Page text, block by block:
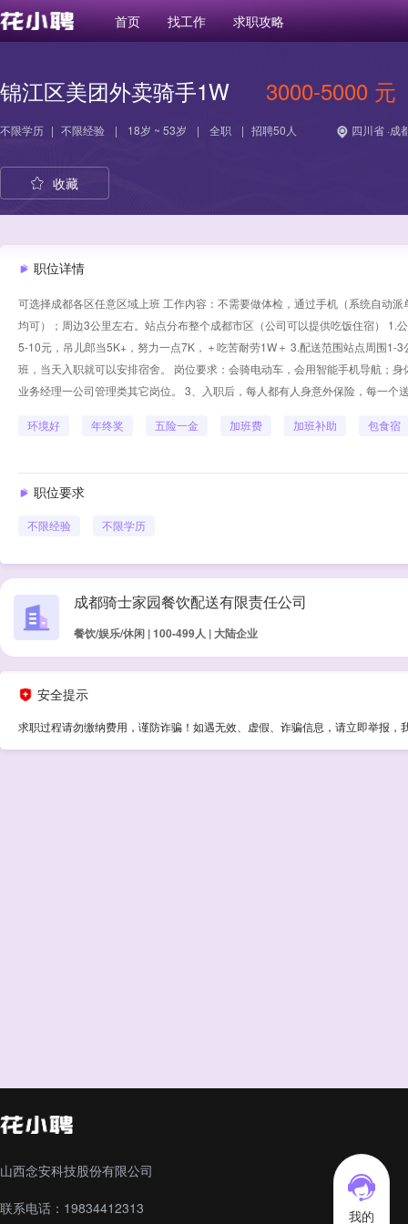
首页 找工作 求职攻略
我的
锦江区美团外卖骑手1W 3000-5000 元
不限学历 | 不限经验 | 18岁 ~ 53岁 | 全职 | 招聘50人 四川省 ·成
收藏
职位详情
可选择成都各区任意区域上班 工作内容：不需要做体检，通过手机（系统自动
均可）；周边3公里左右。站点分布整个成都市区（公司可以提供吃饭住宿）
5-10元，吊儿郎当5K+，努力一点7K，＋吃苦耐劳1W＋ 3.配送范围站点周围1-
班，当天入职就可以安排宿舍。 岗位要求：会骑电动车，会用智能手机导航；
业务经理一公司管理类其它岗位。 3、入职后，每人都有人身意外保险，每一个
环境好 年终奖 五险一金 加班费 加班补助 包食宿
职位要求
不限经验 不限学历
成都骑士家园餐饮配送有限责任公司
餐饮/娱乐/休闲 | 100-499人 | 大陆企业
安全提示
求职过程请勿缴纳费用，谨防诈骗！如遇无效、虚假、诈骗信息，请立即举报，
山西念安科技股份有限公司
联系电话：19834412313